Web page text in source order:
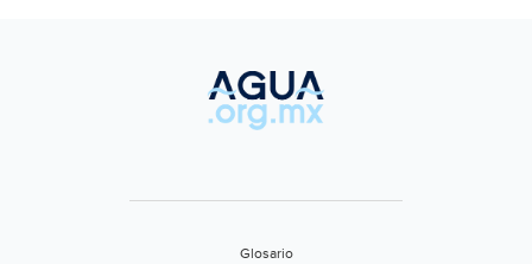
Glosario